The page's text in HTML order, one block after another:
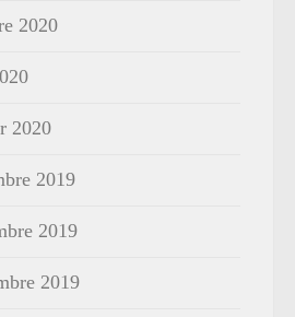
2020
2020
2019
2019
2019